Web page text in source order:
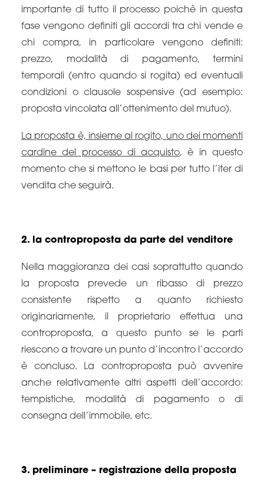
importante di tutto il processo poichè in questa
fase vengono definiti gli accordi tra chi vende e
chi compra, in particolare vengono definiti:
prezzo, modalità di pagamento, termini
temporali (entro quando si rogita) ed eventuali
condizioni o clausole sospensive (ad esempio:
proposta vincolata all’ottenimento del mutuo).
La proposta è, insieme al rogito, uno dei momenti
cardine del processo di acquisto, è in questo
momento che si mettono le basi per tutto l’iter di
vendita che seguirà.
2. la controproposta da parte del venditore
Nella maggioranza dei casi soprattutto quando
la proposta prevede un ribasso di prezzo
consistente rispetto a quanto richiesto
originariamente, il proprietario effettua una
controproposta, a questo punto se le parti
riescono a trovare un punto d’incontro l’accordo
è concluso. La controproposta può avvenire
anche relativamente altri aspetti dell’accordo:
tempistiche, modalità di pagamento o di
consegna dell’immobile, etc.
3. preliminare – registrazione della proposta